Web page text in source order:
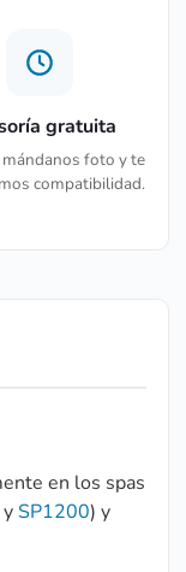
gratuita
mándanos foto y te
compatibilidad.
en los spas
ySP1200) y